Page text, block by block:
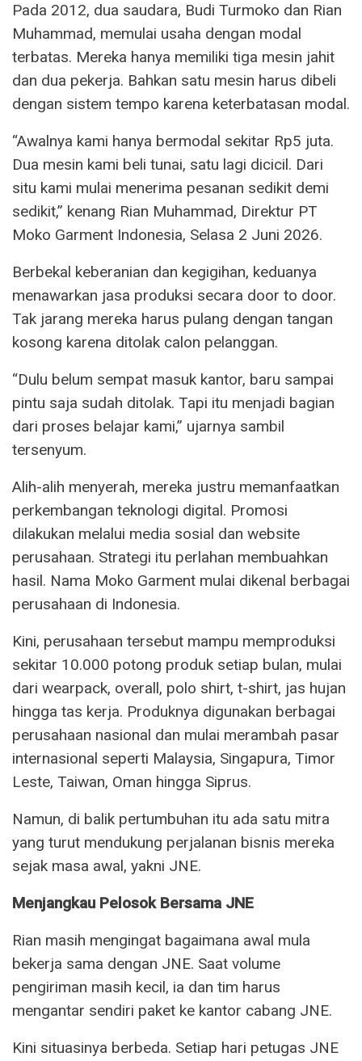
Pada 2012, dua saudara, Budi Turmoko dan Rian
Muhammad, memulai usaha dengan modal
terbatas. Mereka hanya memiliki tiga mesin jahit
dan dua pekerja. Bahkan satu mesin harus dibeli
dengan sistem tempo karena keterbatasan modal.
“Awalnya kami hanya bermodal sekitar Rp5 juta.
Dua mesin kami beli tunai, satu lagi dicicil. Dari
situ kami mulai menerima pesanan sedikit demi
sedikit,” kenang Rian Muhammad, Direktur PT
Moko Garment Indonesia, Selasa 2 Juni 2026.
Berbekal keberanian dan kegigihan, keduanya
menawarkan jasa produksi secara door to door.
Tak jarang mereka harus pulang dengan tangan
kosong karena ditolak calon pelanggan.
“Dulu belum sempat masuk kantor, baru sampai
pintu saja sudah ditolak. Tapi itu menjadi bagian
dari proses belajar kami,” ujarnya sambil
tersenyum.
Alih-alih menyerah, mereka justru memanfaatkan
perkembangan teknologi digital. Promosi
dilakukan melalui media sosial dan website
perusahaan. Strategi itu perlahan membuahkan
hasil. Nama Moko Garment mulai dikenal berbagai
perusahaan di Indonesia.
Kini, perusahaan tersebut mampu memproduksi
sekitar 10.000 potong produk setiap bulan, mulai
dari wearpack, overall, polo shirt, t-shirt, jas hujan
hingga tas kerja. Produknya digunakan berbagai
perusahaan nasional dan mulai merambah pasar
internasional seperti Malaysia, Singapura, Timor
Leste, Taiwan, Oman hingga Siprus.
Namun, di balik pertumbuhan itu ada satu mitra
yang turut mendukung perjalanan bisnis mereka
sejak masa awal, yakni JNE.
Menjangkau Pelosok Bersama JNE
Rian masih mengingat bagaimana awal mula
bekerja sama dengan JNE. Saat volume
pengiriman masih kecil, ia dan tim harus
mengantar sendiri paket ke kantor cabang JNE.
Kini situasinya berbeda. Setiap hari petugas JNE